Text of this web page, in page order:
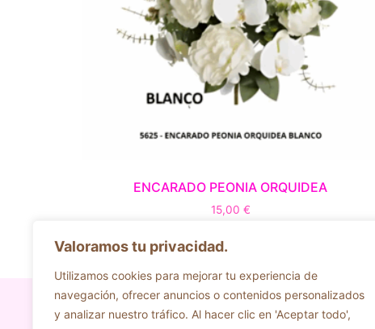
Valoramos tu privacidad.
Utilizamos cookies para mejorar tu experiencia de
navegación, ofrecer anuncios o contenidos personalizados
y analizar nuestro tráfico. Al hacer clic en 'Aceptar todo',
ENCARADO PEONIA ORQUIDEA
15,00 €
Seleccionar opciones
Accesibilidad Aviso Legal